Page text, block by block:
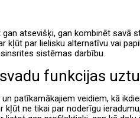
atsevišķi, gan kombinēt savā
kļūt par lielisku alternatīvu vai
sistēmas darbību.
funkcijas
patīkamākajiem veidiem, kā
kļūt ne tikai par noderīgu